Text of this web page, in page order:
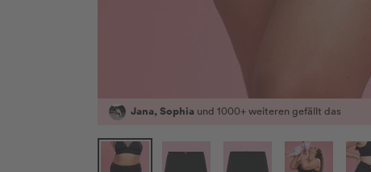
Jana, Sophia und 1000+ weiteren gefällt das